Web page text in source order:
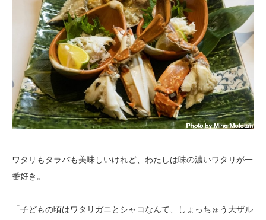
ワタリもタラバも美味しいけれど、わたしは味の濃いワタリが一
番好き。
「子どもの頃はワタリガニとシャコなんて、しょっちゅう大ザル